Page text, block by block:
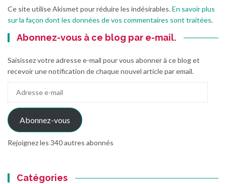
Ce site utilise Akismet pour réduire les indésirables.En savoir plus
sur la façon dont les données de vos commentaires sont traitées.
Abonnez-vous à ce blog par e-mail.
Saisissez votre adresse e-mail pour vous abonner à ce blog et
recevoir une notification de chaque nouvel article par email.
mail
Abonnez-vous
Rejoignez les 340 autres abonnés
Catégories